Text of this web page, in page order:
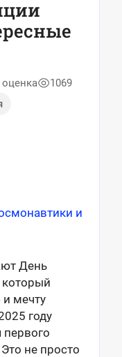
оценка
1069
и
День
и мечту
году
первого
не просто